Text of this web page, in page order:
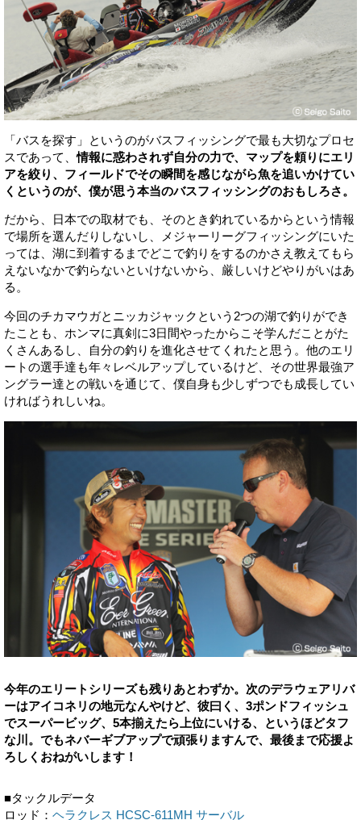
「バスを探す」というのがバスフィッシングで最も大切なプロセ
スであって、情報に惑わされず自分の力で、マップを頼りにエリ
アを絞り、フィールドでその瞬間を感じながら魚を追いかけてい
くというのが、僕が思う本当のバスフィッシングのおもしろさ。
だから、日本での取材でも、そのとき釣れているからという情報
で場所を選んだりしないし、メジャーリーグフィッシングにいた
っては、湖に到着するまでどこで釣りをするのかさえ教えてもら
えないなかで釣らないといけないから、厳しいけどやりがいはあ
る。
今回のチカマウガとニッカジャックという2つの湖で釣りができ
たことも、ホンマに真剣に3日間やったからこそ学んだことがた
くさんあるし、自分の釣りを進化させてくれたと思う。他のエリ
ートの選手達も年々レベルアップしているけど、その世界最強ア
ングラー達との戦いを通じて、僕自身も少しずつでも成長してい
ければうれしいね。
今年のエリートシリーズも残りあとわずか。次のデラウェアリバ
ーはアイコネリの地元なんやけど、彼曰く、3ポンドフィッシュ
でスーパービッグ、5本揃えたら上位にいける、というほどタフ
な川。でもネバーギブアップで頑張りますんで、最後まで応援よ
ろしくおねがいします！
■タックルデータ
ロッド： ヘラクレス HCSC-611MH サーバル